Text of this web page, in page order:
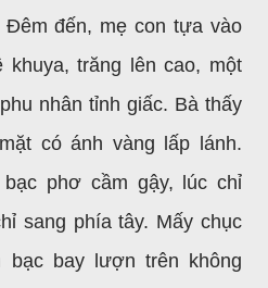
Đêm đến, mẹ con tựa vào
khuya, trăng lên cao, một
nhân tỉnh giấc. Bà thấy
có ánh vàng lấp lánh.
phơ cầm gậy, lúc chỉ
sang phía tây. Mấy chục
bạc bay lượn trên không